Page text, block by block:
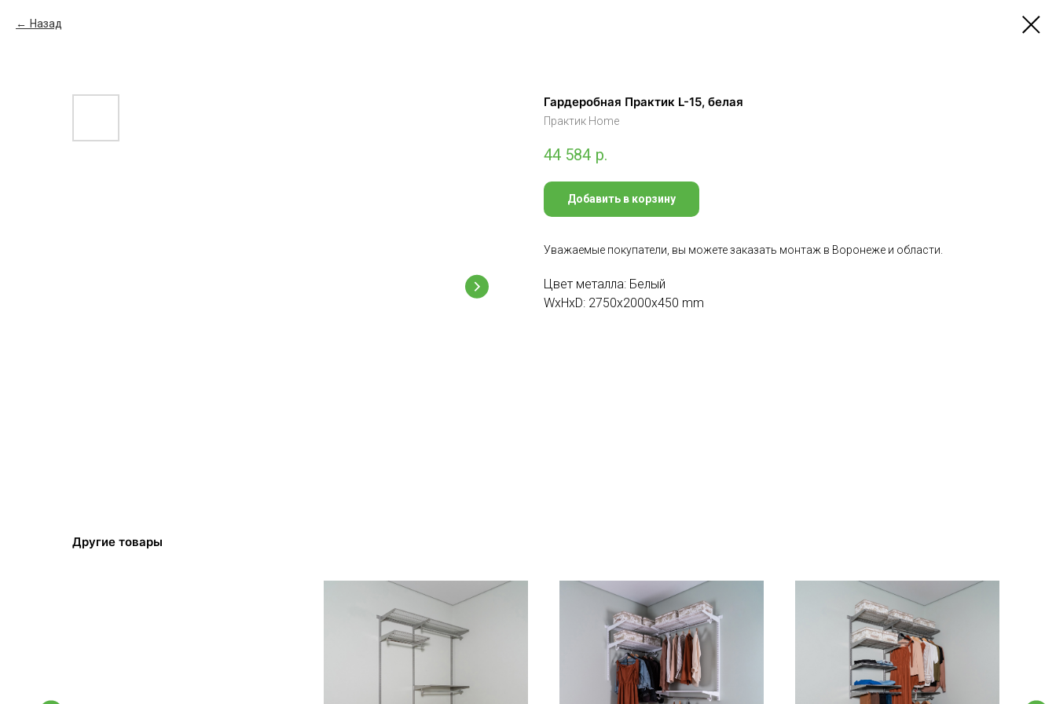
Назад
Гардеробная Практик L-15, белая
Практик Home
44 584 р.
Добавить в корзину
Уважаемые покупатели, вы можете заказать монтаж в Воронеже и области.
Цвет металла: Белый
WxHxD: 2750x2000x450 mm
Другие товары